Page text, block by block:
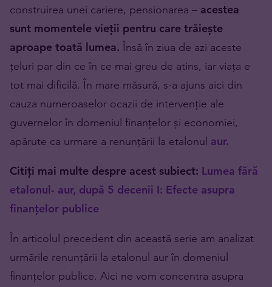
construirea unei cariere, pensionarea – acestea
sunt momentele vieții pentru care trăiește
aproape toată lumea. Însă în ziua de azi aceste
țeluri par din ce în ce mai greu de atins, iar viața e
tot mai dificilă. În mare măsură, s-a ajuns aici din
cauza numeroaselor ocazii de intervenție ale
guvernelor în domeniul finanțelor și economiei,
apărute ca urmare a renunțării la etalonul aur.
Citiți mai multe despre acest subiect: Lumea fără
etalonul- aur, după 5 decenii I: Efecte asupra
finanțelor publice
În articolul precedent din această serie am analizat
urmările renunțării la etalonul aur în domeniul
finanțelor publice. Aici ne vom concentra asupra